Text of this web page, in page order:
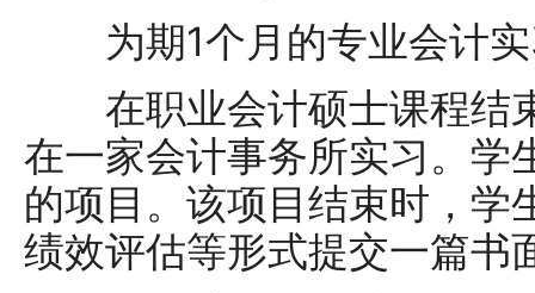
为期1个月的专业会计实
在职业会计硕士课程结
在一家会计事务所实习。学
的项目。该项目结束时，学
绩效评估等形式提交一篇书